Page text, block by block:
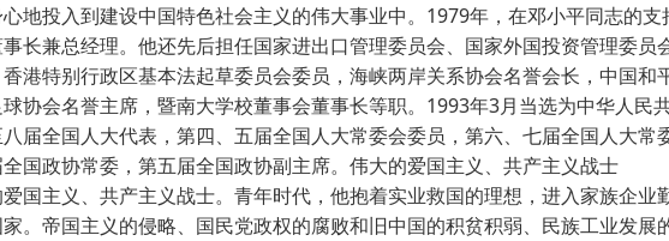
· 民建省委会民主…
· 中国民主建国会…
· 中国民主建国会…
地投入到建设中国特色社会主义的伟大事业中。1979年，在邓小平同志的
长兼总经理。他还先后担任国家进出口管理委员会、国家外国投资管理委员
港特别行政区基本法起草委员会委员，海峡两岸关系协会名誉会长，中国和
协会名誉主席，暨南大学校董事会董事长等职。1993年3月当选为中华人民共
全国人大代表，第四、五届全国人大常委会委员，第六、七届全国人大常
国政协常委，第五届全国政协副主席。伟大的爱国主义、共产主义战士
主义、共产主义战士。青年时代，他抱着实业救国的理想，进入家族企业
。帝国主义的侵略、国民党政权的腐败和旧中国的积贫积弱、民族工业发展